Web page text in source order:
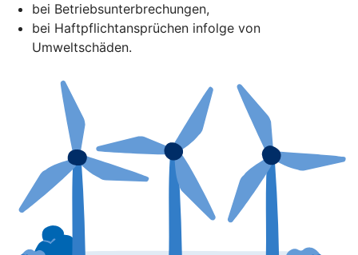
bei Betriebsunterbrechungen,
bei Haftpflichtansprüchen infolge von
Umweltschäden.